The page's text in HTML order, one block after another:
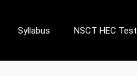
Syllabus NSCT HEC Test